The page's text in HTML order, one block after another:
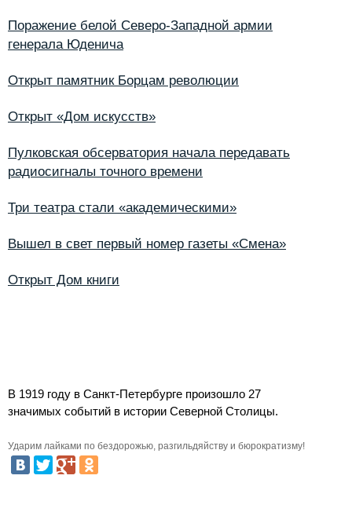
Поражение белой Северо-Западной армии
генерала Юденича
Открыт памятник Борцам революции
Открыт «Дом искусств»
Пулковская обсерватория начала передавать
радиосигналы точного времени
Три театра стали «академическими»
Вышел в свет первый номер газеты «Смена»
Открыт Дом книги
В 1919 году в Санкт-Петербурге произошло 27
значимых событий в истории Северной Столицы.
Ударим лайками по бездорожью, разгильдяйству и бюрократизму!